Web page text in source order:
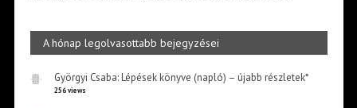
A hónap legolvasottabb bejegyzései
Györgyi Csaba: Lépések könyve (napló) – újabb részletek*
256 views